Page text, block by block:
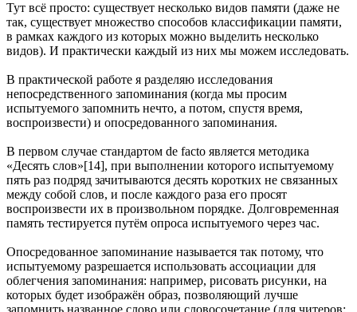
Тут всё просто: существует несколько видов памяти (даже не
так, существует множество способов классификации памяти,
в рамках каждого из которых можно выделить несколько
видов). И практически каждый из них мы можем исследовать.
В практической работе я разделяю исследования
непосредственного запоминания (когда мы просим
испытуемого запомнить нечто, а потом, спустя время,
воспроизвести) и опосредованного запоминания.
В первом случае стандартом de facto является методика
«Десять слов»[14], при выполнении которого испытуемому
пять раз подряд зачитываются десять коротких не связанных
между собой слов, и после каждого раза его просят
воспроизвести их в произвольном порядке. Долговременная
память тестируется путём опроса испытуемого через час.
Опосредованное запоминание называется так потому, что
испытуемому разрешается использовать ассоциации для
облегчения запоминания: например, рисовать рисунки, на
которых будет изображён образ, позволяющий лучше
запомнить названное слово или словосочетание (для читеров: